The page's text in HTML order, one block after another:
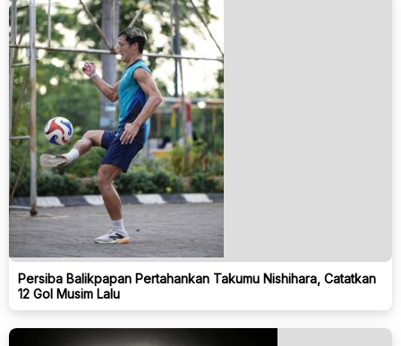
Persiba Balikpapan Pertahankan Takumu Nishihara, Catatkan
12 Gol Musim Lalu